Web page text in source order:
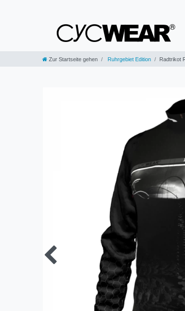
Zur Startseite gehen Ruhrgebiet Edition Radtrikot